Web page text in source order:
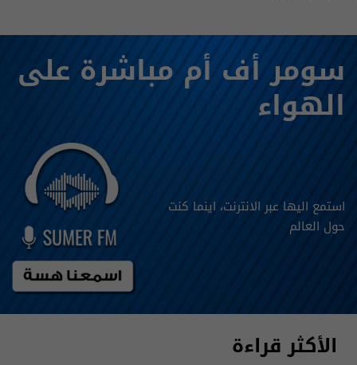
سومر أف أم مباشرة على
الهواء
استمع اليها عبر الانترنت، اينما كنت
حول العالم
الأكثر قراءة